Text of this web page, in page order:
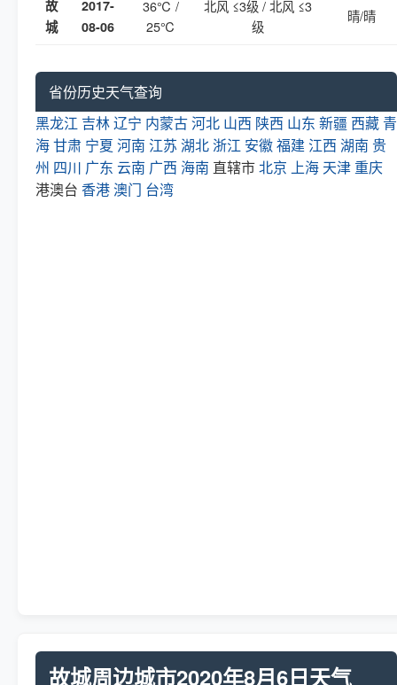
故
城
2017-
08-06
36℃ /
25℃
北风 ≤3级 / 北风 ≤3
级
晴/晴
省份历史天气查询
黑龙江 吉林辽宁 内蒙古河北 山西 陕西 山东 新疆 西藏 青
海甘肃 宁夏 河南 江苏 湖北 浙江 安徽福建 江西 湖南 贵
州 四川 广东 云南 广西 海南 直辖市北京 上海 天津 重庆
港澳台 香港澳门 台湾
故城周边城市2020年8月6日天气